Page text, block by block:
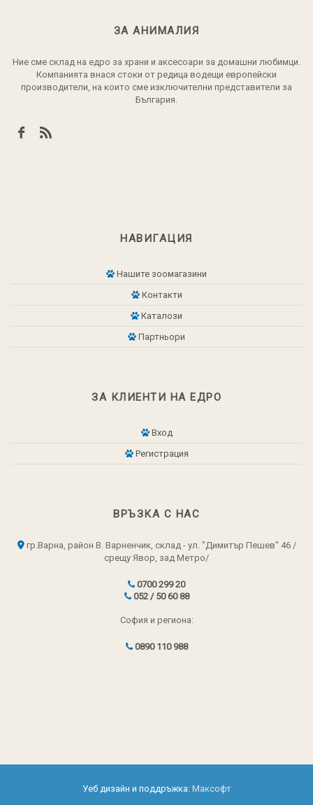
ЗА АНИМАЛИЯ
Ние сме склад на едро за храни и аксесоари за домашни любимци.
Компанията внася стоки от редица водещи европейски
производители, на които сме изключителни представители за
България.
НАВИГАЦИЯ
Нашите зоомагазини
Контакти
Каталози
Партньори
ЗА КЛИЕНТИ НА ЕДРО
Вход
Регистрация
ВРЪЗКА С НАС
гр.Варна, район В. Варненчик, склад - ул. "Димитър Пешев" 46 /
срещу Явор, зад Метро/
0700 299 20
052 / 50 60 88
София и региона:
0890 110 988
Уеб дизайн и поддръжка: Максофт